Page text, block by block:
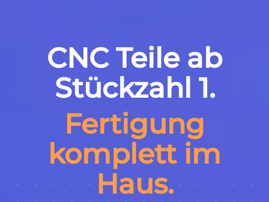
CNC Teile ab
Stückzahl 1.
Fertigung
komplett im
Haus.